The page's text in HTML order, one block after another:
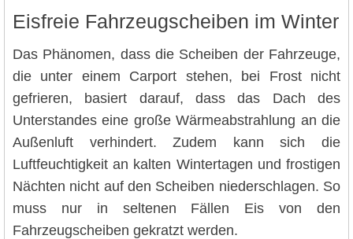
Eisfreie Fahrzeugscheiben im Winter
Das Phänomen, dass die Scheiben der Fahrzeuge,
die unter einem Carport stehen, bei Frost nicht
gefrieren, basiert darauf, dass das Dach des
Unterstandes eine große Wärmeabstrahlung an die
Außenluft verhindert. Zudem kann sich die
Luftfeuchtigkeit an kalten Wintertagen und frostigen
Nächten nicht auf den Scheiben niederschlagen. So
muss nur in seltenen Fällen Eis von den
Fahrzeugscheiben gekratzt werden.